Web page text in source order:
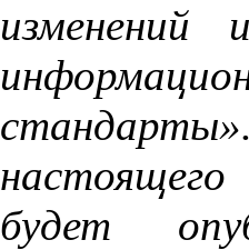
изменений
и
стандарты».
настоящего
будет